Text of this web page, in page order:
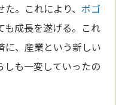
。これにより、 ボゴ
も成長を遂げる。これ
に、産業という新しい
しも一変していったの